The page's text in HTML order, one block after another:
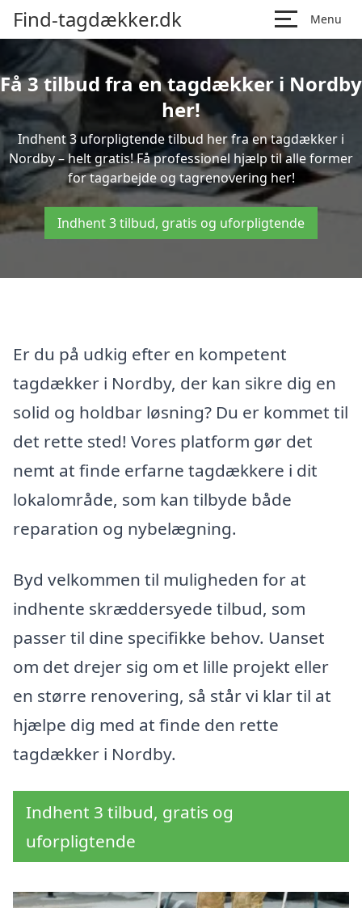
Find-tagdækker.dk Menu
Få 3 tilbud fra en tagdækker i Nordby
her!
Indhent 3 uforpligtende tilbud her fra en tagdækker i
Nordby – helt gratis! Få professionel hjælp til alle former
for tagarbejde og tagrenovering her!
Indhent 3 tilbud, gratis og uforpligtende
Er du på udkig efter en kompetent
tagdækker i Nordby, der kan sikre dig en
solid og holdbar løsning? Du er kommet til
det rette sted! Vores platform gør det
nemt at finde erfarne tagdækkere i dit
lokalområde, som kan tilbyde både
reparation og nybelægning.
Byd velkommen til muligheden for at
indhente skræddersyede tilbud, som
passer til dine specifikke behov. Uanset
om det drejer sig om et lille projekt eller
en større renovering, så står vi klar til at
hjælpe dig med at finde den rette
tagdækker i Nordby.
Indhent 3 tilbud, gratis og
uforpligtende